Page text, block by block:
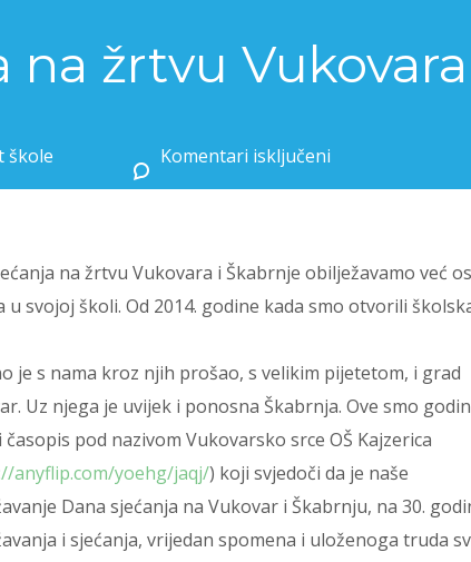
na žrtvu
škole Komentari isključeni
na žrtvu Vukovara i Škabrnje obilježavamo već
u svojoj školi. Od 2014. godine kada smo otvorili
je s nama kroz njih prošao, s velikim pijetetom, i grad
Uz njega je uvijek i ponosna Škabrnja. Ove smo
časopis pod nazivom Vukovarsko srce OŠ Kajzerica
anyflip.com/yoehg/jaqj/) koji svjedoči da je naše
Dana sjećanja na Vukovar i Škabrnju, na 30.
i sjećanja, vrijedan spomena i uloženoga truda